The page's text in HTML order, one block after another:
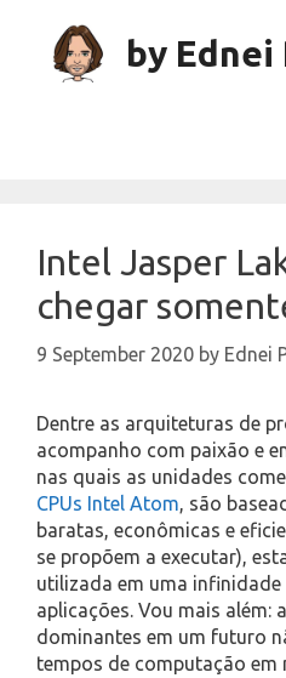
content
by Ednei
Intel Jasper
chegar
9 September 2020 by Ednei
Dentre as arquiteturas de
acompanho com paixão e
nas quais as unidades
CPUs Intel Atom, são
baratas, econômicas e
se propõem a executar),
utilizada em uma
aplicações. Vou mais além:
dominantes em um futuro
tempos de computação em